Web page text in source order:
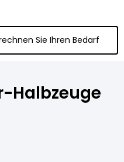
Sie Ihren Bedarf
Halbzeuge